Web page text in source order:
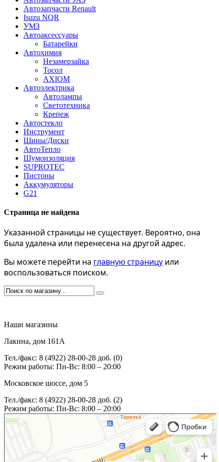
Автозапчасти Renault
Isuzu NQR
УМЗ
Автоаксессуары
Батарейки
Автохимия
Незамерзайка
Тосол
AXIOM
Автоэлектрика
Автолампы
Светотехника
Крепеж
Автостекло
Инструмент
Шины/Диски
АвтоТепло
Шумоизоляция
SUPROTEC
Пистоны
Аккумуляторы
G21
Страница не найдена
Указанной страницы не существует. Вероятно, она
была удалена или перенесена на другой адрес.
Вы можете перейти на главную страницу или
воспользоваться поиском.
Наши магазины
Лакина, дом 161А
Тел./факс: 8 (4922) 28-00-28 доб. (0)
Режим работы: Пн-Вс: 8:00 – 20:00
Московское шоссе, дом 5
Тел./факс: 8 (4922) 28-00-28 доб. (2)
Режим работы: Пн-Вс: 8:00 – 20:00